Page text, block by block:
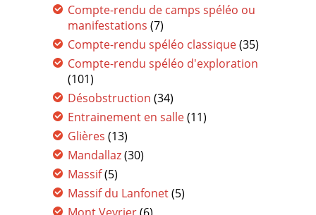
Compte-rendu de camps spéléo ou
manifestations (7)
Compte-rendu spéléo classique(35)
Compte-rendu spéléo d'exploration
(101)
Désobstruction (34)
Entrainement en salle(11)
Glières (13)
Mandallaz(30)
Massif(5)
Massif du Lanfonet(5)